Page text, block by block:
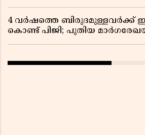
4 വർഷത്തെ ബിരുദമുള്ളവർക്ക്
കൊണ്ട് പിജി; പുതിയ